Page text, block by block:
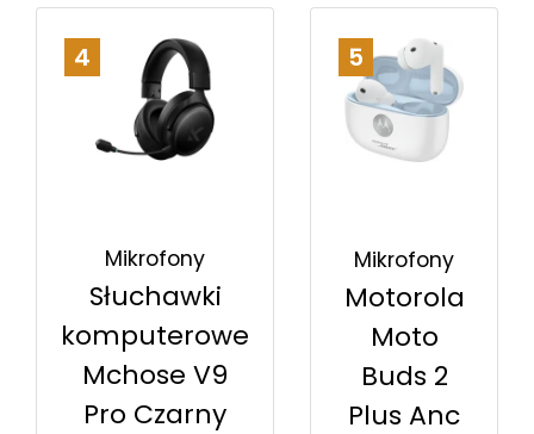
4
Mikrofony
Słuchawki
komputerowe
Mchose V9
Pro Czarny
5
Mikrofony
Motorola
Moto
Buds 2
Plus Anc